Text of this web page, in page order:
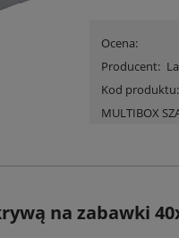
Ocena:
Producent:
Kod produktu:
MULTIBOX
na zabawki